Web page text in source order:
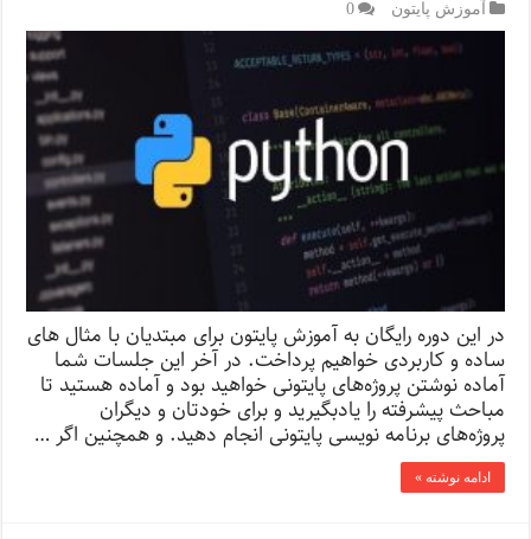
آموزش پایتون 0
در این دوره رایگان به آموزش پایتون برای مبتدیان با مثال‌ های
ساده و کاربردی خواهیم پرداخت. در آخر این جلسات شما
آماده نوشتن پروژه‌های پایتونی خواهید بود و آماده هستید تا
مباحث پیشرفته را یادبگیرید و برای خودتان و دیگران
پروژ‌ه‌های برنامه ‌نویسی پایتونی انجام دهید. و همچنین اگر …
ادامه نوشته »